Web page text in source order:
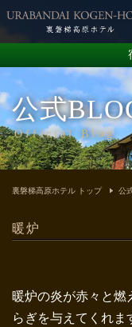
公式
Official Blog
裏磐梯高原ホテル トップ 公
暖炉
暖炉の炎が赤々と燃
らぎを与えてくれま